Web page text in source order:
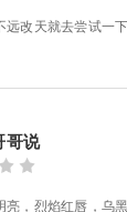
改天就去尝试一
哥说
亮，烈焰红唇，乌